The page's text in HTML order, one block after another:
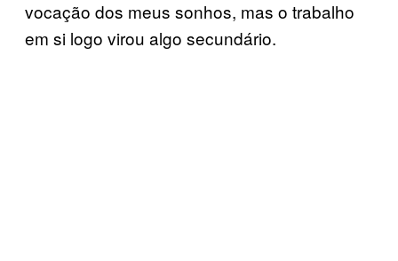
vocação dos meus sonhos, mas o trabalho
em si logo virou algo secundário.